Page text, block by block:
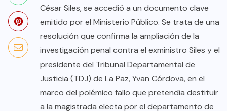
César Siles, se accedió a un documento clave
emitido por el Ministerio Público. Se trata de una
resolución que confirma la ampliación de la
investigación penal contra el exministro Siles y el
presidente del Tribunal Departamental de
Justicia (TDJ) de La Paz, Yvan Córdova, en el
marco del polémico fallo que pretendía destituir
a la magistrada electa por el departamento de